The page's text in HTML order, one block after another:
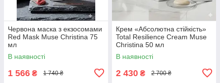
Червона маска з екзосомами
Red Mask Muse Christina 75
мл
В наявності
1 566 ₴ 1 740 ₴
Крем «Абсолютна стійкість»
Total Resilience Cream Muse
Christina 50 мл
В наявності
2 430 ₴ 2 700 ₴